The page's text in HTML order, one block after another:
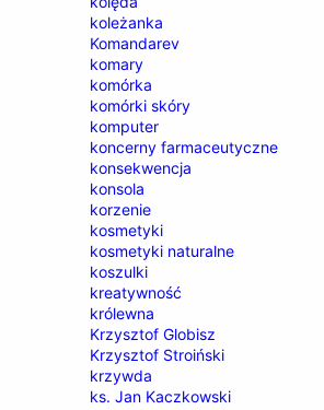
koleżanka
Komandarev
komary
komórka
komórki skóry
komputer
koncerny farmaceutyczne
konsekwencja
konsola
korzenie
kosmetyki
kosmetyki naturalne
koszulki
kreatywność
królewna
Krzysztof Globisz
Krzysztof Stroiński
krzywda
ks. Jan Kaczkowski